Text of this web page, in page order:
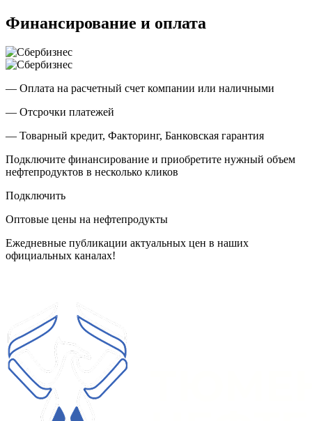
Финансирование и оплата
— Оплата на расчетный счет компании или наличными
— Отсрочки платежей
— Товарный кредит, Факторинг, Банковская гарантия
Подключите финансирование и приобретите нужный объем
нефтепродуктов в несколько кликов
Подключить
Оптовые цены на нефтепродукты
Ежедневные публикации актуальных цен в наших
официальных каналах!